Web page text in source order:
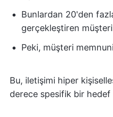
Bunlardan 20'den
gerçekleştiren
Peki, müşteri
Bu, iletişimi hiper
derece spesifik bir hedef